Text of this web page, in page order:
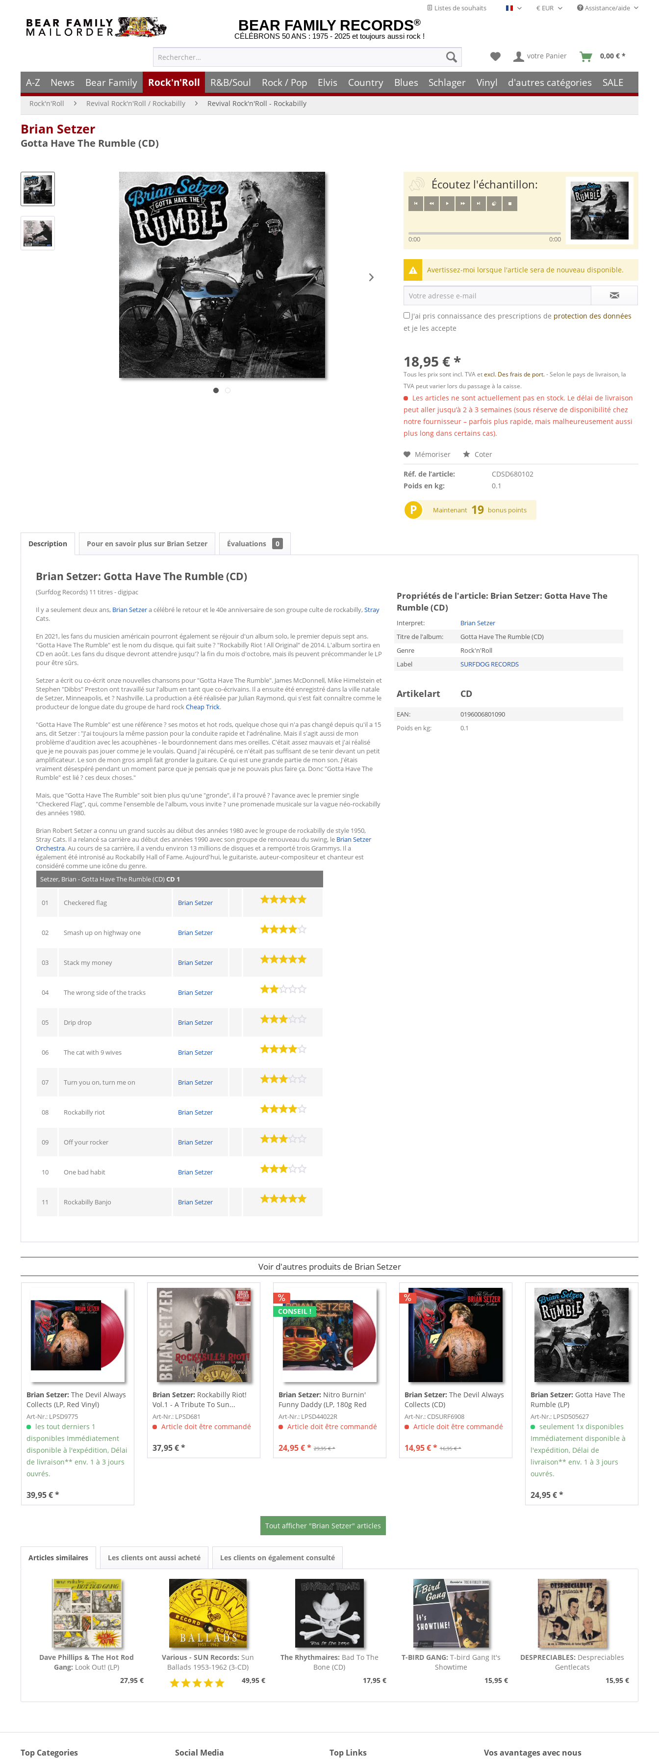
Listes de souhaits Français- FR Assistance/aide
BEAR FAMILY RECORDS®
CÉLÉBRONS 50 ANS : 1975 - 2025 et toujours aussi rock !
votre Panier 0,00 € *
A-Z News Bear Family Rock'n'Roll R&B/Soul Rock / Pop Elvis Country Blues Schlager Vinyl d'autres catégories SALE
Rock'n'Roll Revival Rock'n'Roll / Rockabilly Revival Rock'n'Roll - Rockabilly
Brian Setzer
Gotta Have The Rumble (CD)
Écoutez l'échantillon:
0:00 0:00
Avertissez-moi lorsque l'article sera de nouveau disponible.
J'ai pris connaissance des prescriptions de protection des données
et je les accepte
18,95 € *
Tous les prix sont incl. TVA etexcl. Des frais de port.- Selon le pays de livraison, la
TVA peut varier lors du passage à la caisse.
Les articles ne sont actuellement pas en stock. Le délai de livraison
peut aller jusqu’à 2 à 3 semaines (sous réserve de disponibilité chez
notre fournisseur – parfois plus rapide, mais malheureusement aussi
plus long dans certains cas).
Mémoriser Coter
Réf. de l’article:
CDSD680102
Poids en kg:
0.1
P Maintenant 19 bonus points
Description Pour en savoir plus sur Brian Setzer Évaluations 0
Brian Setzer: Gotta Have The Rumble (CD)
(Surfdog Records) 11 titres - digipac
Il y a seulement deux ans, Brian Setzera célébré le retour et le 40e anniversaire de son groupe culte de rockabilly,Stray
Cats.
En 2021, les fans du musicien américain pourront également se réjouir d'un album solo, le premier depuis sept ans.
"Gotta Have The Rumble" est le nom du disque, qui fait suite ? "Rockabilly Riot ! All Original" de 2014. L'album sortira en
CD en août. Les fans du disque devront attendre jusqu'? la fin du mois d'octobre, mais ils peuvent précommander le LP
pour être sûrs.
Setzer a écrit ou co-écrit onze nouvelles chansons pour "Gotta Have The Rumble". James McDonnell, Mike Himelstein et
Stephen "Dibbs" Preston ont travaillé sur l'album en tant que co-écrivains. Il a ensuite été enregistré dans la ville natale
de Setzer, Minneapolis, et ? Nashville. La production a été réalisée par Julian Raymond, qui s'est fait connaître comme le
producteur de longue date du groupe de hard rockCheap Trick.
"Gotta Have The Rumble" est une référence ? ses motos et hot rods, quelque chose qui n'a pas changé depuis qu'il a 15
ans, dit Setzer : "J'ai toujours la même passion pour la conduite rapide et l'adrénaline. Mais il s'agit aussi de mon
problème d'audition avec les acouphènes - le bourdonnement dans mes oreilles. C'était assez mauvais et j'ai réalisé
que je ne pouvais pas jouer comme je le voulais. Quand j'ai récupéré, ce n'était pas suffisant de se tenir devant un petit
amplificateur. Le son de mon gros ampli fait gronder la guitare. Ce qui est une grande partie de mon son. J'étais
vraiment désespéré pendant un moment parce que je pensais que je ne pouvais plus faire ça. Donc "Gotta Have The
Rumble" est lié ? ces deux choses."
Mais, que "Gotta Have The Rumble" soit bien plus qu'une "gronde", il l'a prouvé ? l'avance avec le premier single
"Checkered Flag", qui, comme l'ensemble de l'album, vous invite ? une promenade musicale sur la vague néo-rockabilly
des années 1980.
Brian Robert Setzer a connu un grand succès au début des années 1980 avec le groupe de rockabilly de style 1950,
Stray Cats. Il a relancé sa carrière au début des années 1990 avec son groupe de renouveau du swing, le Brian Setzer
Orchestra. Au cours de sa carrière, il a vendu environ 13 millions de disques et a remporté trois Grammys. Il a
également été intronisé au Rockabilly Hall of Fame. Aujourd'hui, le guitariste, auteur-compositeur et chanteur est
considéré comme une icône du genre.
Propriétés de l'article: Brian Setzer: Gotta Have The
Rumble (CD)
Interpret:
Brian Setzer
Titre de l'album:
Gotta Have The Rumble (CD)
Genre
Rock'n'Roll
Label
SURFDOG RECORDS
Artikelart CD
EAN:
0196006801090
Poids en kg:
0.1
Setzer, Brian - Gotta Have The Rumble (CD)CD 1
01 Checkered flag Brian Setzer
02 Smash up on highway one Brian Setzer
03 Stack my money Brian Setzer
04 The wrong side of the tracks Brian Setzer
05 Drip drop Brian Setzer
06 The cat with 9 wives Brian Setzer
07 Turn you on, turn me on Brian Setzer
08 Rockabilly riot Brian Setzer
09 Off your rocker Brian Setzer
10 One bad habit Brian Setzer
11 Rockabilly Banjo Brian Setzer
Voir d'autres produits de Brian Setzer
Brian Setzer: The Devil Always
Collects (LP, Red Vinyl)
Art-Nr.: LPSD9775
les tout derniers 1
disponibles Immédiatement
disponible à l'expédition, Délai
de livraison** env. 1 à 3 jours
ouvrés.
39,95 € *
Brian Setzer: Rockabilly Riot!
Vol.1 - A Tribute To Sun...
Art-Nr.: LPSD681
Article doit être commandé
37,95 € *
CONSEIL !
Brian Setzer: Nitro Burnin'
Funny Daddy (LP, 180g Red
Vinyl,...
Art-Nr.: LPSD44022R
Article doit être commandé
29,95 € *
24,95 € *
Brian Setzer: The Devil Always
Collects (CD)
Art-Nr.: CDSURF6908
Article doit être commandé
16,95 € *
14,95 € *
Brian Setzer: Gotta Have The
Rumble (LP)
Art-Nr.: LPSD505627
seulement 1x disponibles
Immédiatement disponible à
l'expédition, Délai de
livraison** env. 1 à 3 jours
ouvrés.
24,95 € *
Tout afficher "Brian Setzer" articles
Articles similaires Les clients ont aussi acheté Les clients on également consulté
Dave Phillips & The Hot Rod
Gang: Look Out! (LP)
27,95 €
Various - SUN Records: Sun
Ballads 1953-1962 (3-CD)
49,95 €
The Rhythmaires: Bad To The
Bone (CD)
17,95 €
T-BIRD GANG: T-bird Gang It's
Showtime
15,95 €
DESPRECIABLES: Despreciables
Gentlecats
15,95 €
Top Categories Social Media Top Links Vos avantages avec nous